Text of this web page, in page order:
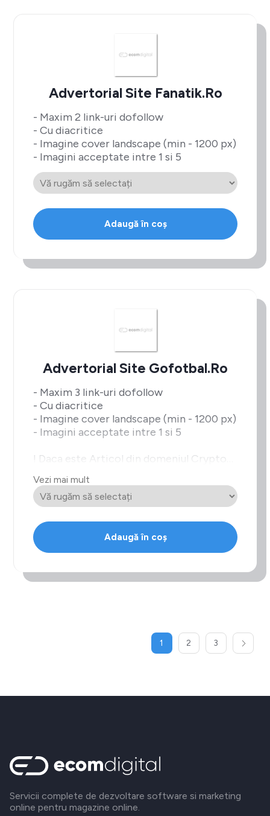
Advertorial Site Fanatik.ro
- Maxim 2 link-uri dofollow
- Cu diacritice
- Imagine cover landscape (min - 1200 px)
- Imagini acceptate intre 1 si 5
Adaugă în coș
Advertorial Site Gofotbal.ro
- Maxim 3 link-uri dofollow
- Cu diacritice
- Imagine cover landscape (min - 1200 px)
- Imagini acceptate intre 1 si 5
! Daca este Articol din domeniul Crypto
pretul de Bet/Casino
Vezi mai mult
Adaugă în coș
1 2 3
Servicii complete de dezvoltare software si marketing
online pentru magazine online.